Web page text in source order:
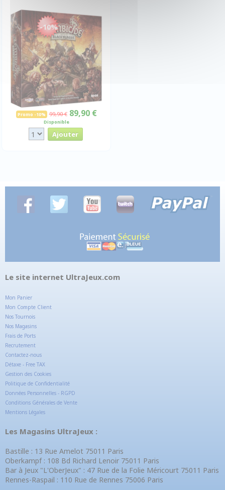
-10%
Promo -10% 99,90 € 89,90 €
Disponible
Le site internet UltraJeux.com
Mon Panier
Mon Compte Client
Nos Tournois
Nos Magasins
Frais de Ports
Recrutement
Contactez-nous
Détaxe - Free TAX
Gestion des Cookies
Politique de Confidentialité
Données Personnelles - RGPD
Conditions Générales de Vente
Mentions Légales
Les Magasins UltraJeux :
Bastille : 13 Rue Amelot 75011 Paris
Oberkampf : 108 Bd Richard Lenoir 75011 Paris
Bar à Jeux "L'OberJeux" : 47 Rue de la Folie Méricourt 75011 Paris
Rennes-Raspail : 110 Rue de Rennes 75006 Paris